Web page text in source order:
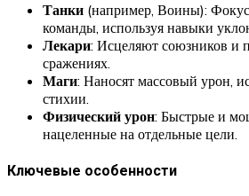
Танки (например, Воины):
команды, используя навыки
Лекари: Исцеляют союзников и
сражениях.
Маги: Наносят массовый урон,
стихии.
Физический урон: Быстрые и
нацеленные на отдельные цели.
Ключевые особенности